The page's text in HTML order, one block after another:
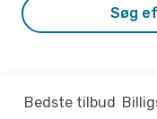
Søg
Bedste tilbud